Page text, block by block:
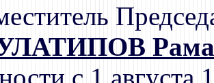
с 1 августа